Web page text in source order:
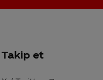
Takip et